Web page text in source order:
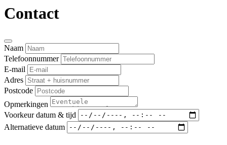
Contact
Naam
Telefoonnummer
E-mail
Adres
Postcode
Opmerkingen
Voorkeur datum & tijd
Alternatieve datum